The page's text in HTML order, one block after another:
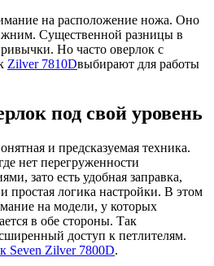
на расположение ножа. Оно
Существенной разницы в
Но часто оверлок с
Zilver 7810Dвыбирают для работы
под свой уровень
и предсказуемая техника.
нет перегруженности
зато есть удобная заправка,
простая логика настройки. В этом
на модели, у которых
в обе стороны. Так
доступ к петлителям.
Seven Zilver 7800D.